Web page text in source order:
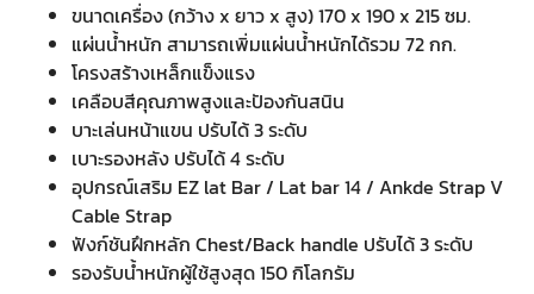
ขนาดเครื่อง (กว้าง x ยาว x สูง) 170 x 190 x 215 ซม.
แผ่นน้ำหนัก สามารถเพิ่มแผ่นน้ำหนักได้รวม 72 กก.
โครงสร้างเหล็กแข็งแรง
เคลือบสีคุณภาพสูงและปัองกันสนิน
บาะเล่นหน้าแขน ปรับได้ 3 ระดับ
เบาะรองหลัง ปรับได้ 4 ระดับ
อุปกรณ์เสริม EZ lat Bar / Lat bar 14 / Ankde Strap V
Cable Strap
ฟังก์ชันฝึกหลัก Chest/Back handle ปรับได้ 3 ระดับ
รองรับน้ำหนักผู้ใช้สูงสุด 150 กิโลกรัม